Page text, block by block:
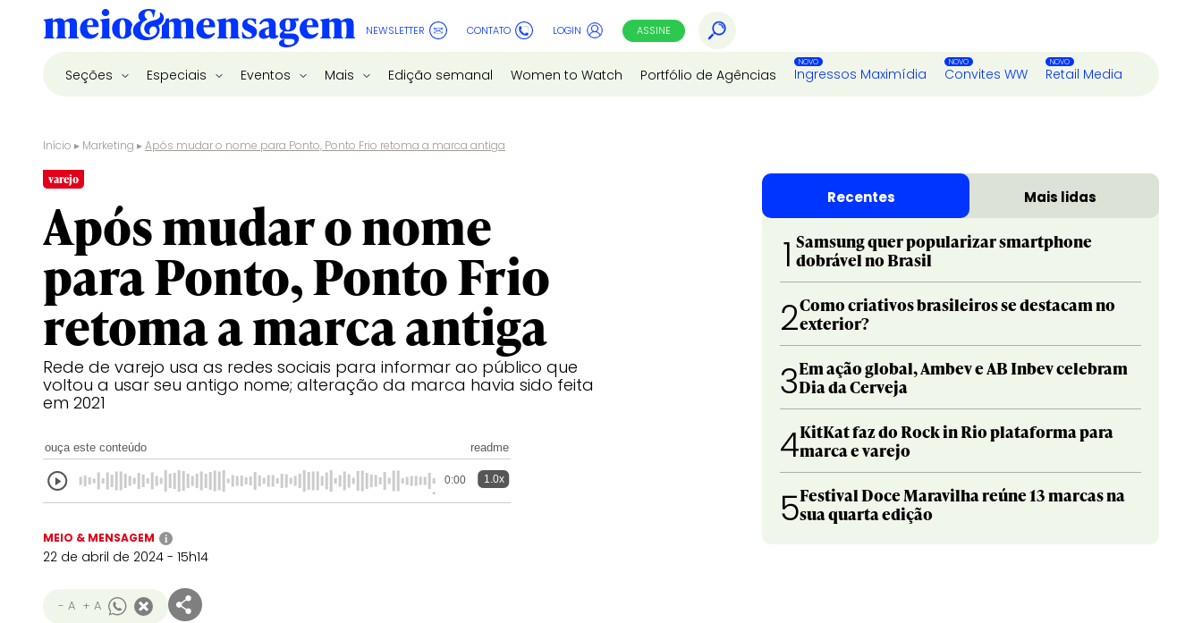
NEWSLETTER CONTATO LOGIN ASSINE
Seções Especiais Eventos Mais Edição semanal Women to Watch Portfólio de Agências Ingressos Maximídia Convites WW Retail Media
Início ▸ Marketing ▸Após mudar o nome para Ponto, Ponto Frio retoma a marca antiga
varejo
Após mudar o nome
para Ponto, Ponto Frio
retoma a marca antiga
Rede de varejo usa as redes sociais para informar ao público que
voltou a usar seu antigo nome; alteração da marca havia sido feita
em 2021
ouça este conteúdo readme
0:00 1.0x
MEIO & MENSAGEM i
22 de abril de 2024 - 15h14
- A + A
Recentes Mais lidas
1 Samsung quer popularizar smartphone
dobrável no Brasil
2Como criativos brasileiros se destacam no
exterior?
3Em ação global, Ambev e AB Inbev celebram
Dia da Cerveja
4KitKat faz do Rock in Rio plataforma para
marca e varejo
5Festival Doce Maravilha reúne 13 marcas na
sua quarta edição